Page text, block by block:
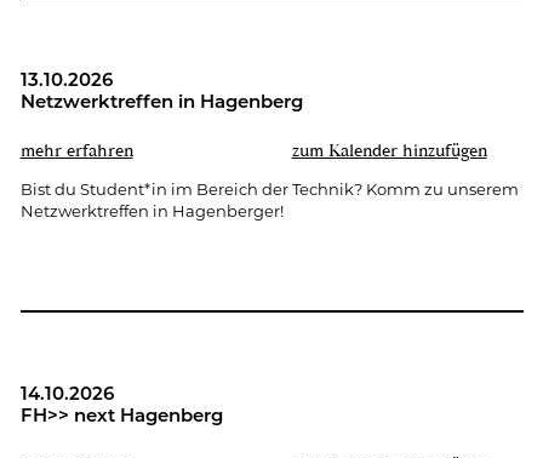
13.10.2026
Netz­werk­tref­fen in Ha­gen­berg
mehr er­fah­ren zum Ka­len­der hin­zu­fü­gen
Bist du Stu­dent*in im Be­reich der Tech­nik? Komm zu un­se­rem
Netz­werk­tref­fen in Ha­gen­ber­ger!
14.10.2026
FH>> next Ha­gen­berg